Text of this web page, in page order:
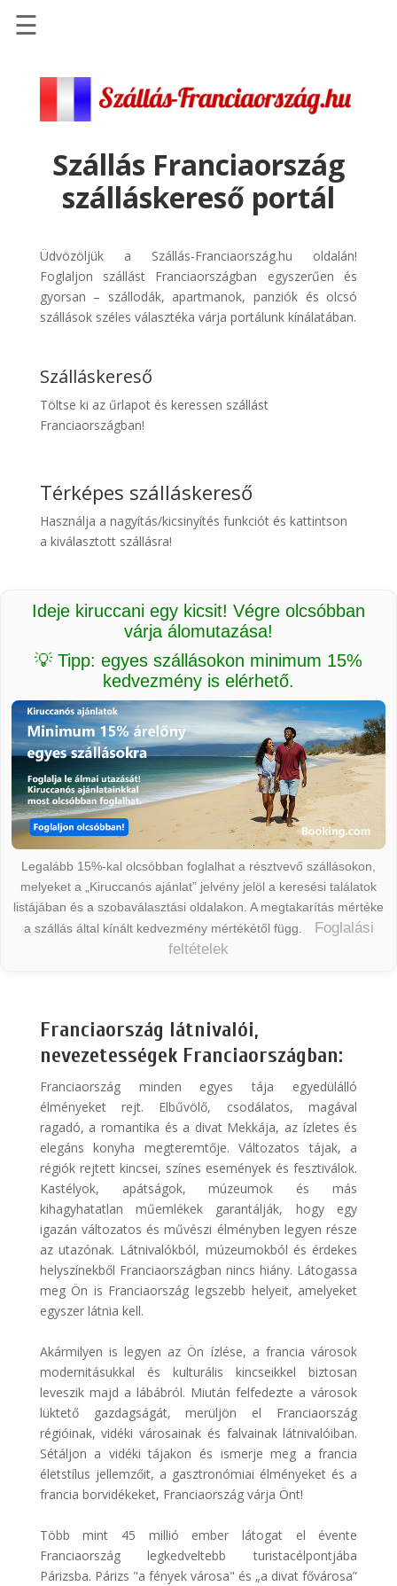
Szállások
Repülőjegy
pénzvisszatérítéssel
Discover
Cars
Kiwi
☰
Szállás Franciaország
szálláskereső portál
Üdvözöljük a Szállás-Franciaország.hu oldalán!
Foglaljon szállást Franciaországban egyszerűen és
gyorsan – szállodák, apartmanok, panziók és olcsó
szállások széles választéka várja portálunk kínálatában.
Szálláskereső
Töltse ki az űrlapot és keressen szállást
Franciaországban!
Térképes szálláskereső
Használja a nagyítás/kicsinyítés funkciót és kattintson
a kiválasztott szállásra!
Ideje kiruccani egy kicsit! Végre olcsóbban
várja álomutazása!
💡 Tipp: egyes szállásokon minimum 15%
kedvezmény is elérhető.
Legalább 15%-kal olcsóbban foglalhat a résztvevő szállásokon,
melyeket a „Kiruccanós ajánlat” jelvény jelöl a keresési találatok
listájában és a szobaválasztási oldalakon. A megtakarítás mértéke
a szállás által kínált kedvezmény mértékétől függ.
Foglalási
feltételek
Franciaország látnivalói,
nevezetességek Franciaországban:
Franciaország minden egyes tája egyedülálló
élményeket rejt. Elbűvölő, csodálatos, magával
ragadó, a romantika és a divat Mekkája, az ízletes és
elegáns konyha megteremtője. Változatos tájak, a
régiók rejtett kincsei, színes események és fesztiválok.
Kastélyok, apátságok, múzeumok és más
kihagyhatatlan műemlékek garantálják, hogy egy
igazán változatos és művészi élményben legyen része
az utazónak. Látnivalókból, múzeumokból és érdekes
helyszínekből Franciaországban nincs hiány. Látogassa
meg Ön is Franciaország legszebb helyeit, amelyeket
egyszer látnia kell.
Akármilyen is legyen az Ön ízlése, a francia városok
modernitásukkal és kulturális kincseikkel biztosan
leveszik majd a lábábról. Miután felfedezte a városok
lüktető gazdagságát, merüljön el Franciaország
régióinak, vidéki városainak és falvainak látnivalóiban.
Sétáljon a vidéki tájakon és ismerje meg a francia
életstílus jellemzőit, a gasztronómiai élményeket és a
francia borvidékeket, Franciaország várja Önt!
Több mint 45 millió ember látogat el évente
Franciaország legkedveltebb turistacélpontjába
Párizsba. Párizs "a fények városa" és „a divat fővárosa”